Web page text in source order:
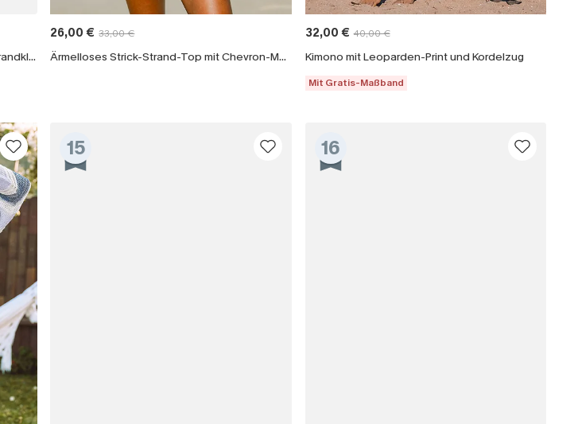
Beige kurzärmeliges gehäkeltes Mini-Strandkleid
26,00 € 33,00 €
Ärmelloses Strick-Strand-Top mit Chevron-Muster
32,00 € 40,00 €
Kimono mit Leoparden-Print und Kordelzug
Mit Gratis-Maßband
15 16